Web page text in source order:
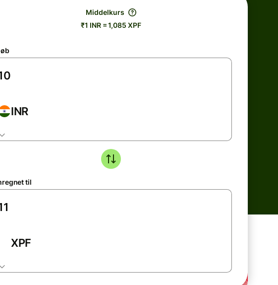
Middelkurs
₹1 INR = 1,085 XPF
INR
til
XPF